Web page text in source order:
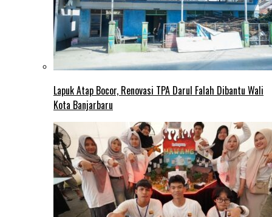
Lapuk Atap Bocor, Renovasi TPA Darul Falah Dibantu Wali
Kota Banjarbaru